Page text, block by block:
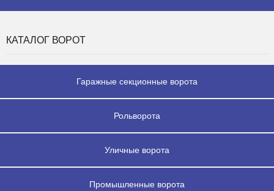
КАТАЛОГ ВОРОТ
Гаражные секционные ворота
Рольворота
Уличные ворота
Промышленные ворота